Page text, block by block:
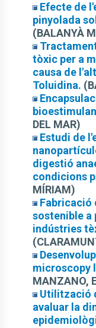
Efecte de
pinyolada
(BALANYÀ
tòxic per a
causa de
Toluidina.
DEL MAR)
Estudi de
digestió
condicions
MÍRIAM)
Fabricació
sostenible a
indústries
microscopy
MANZANO,
Utilització
avaluar la